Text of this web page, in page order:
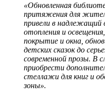
«Обновленная
притяжения для
привели в надлежащий
отопления и
покрытие и окна,
детских сказок до
современной прозы. В
приобрести
стеллажи для книг и
зоны».